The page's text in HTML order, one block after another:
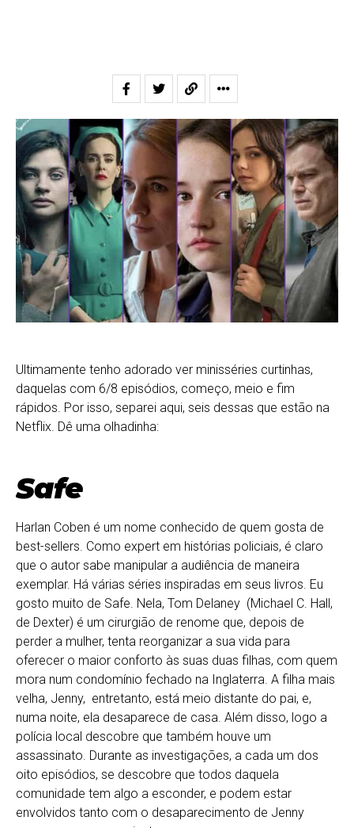
Ultimamente tenho adorado ver minisséries curtinhas,
daquelas com 6/8 episódios, começo, meio e fim
rápidos. Por isso, separei aqui, seis dessas que estão na
Netflix. Dê uma olhadinha:
Safe
Harlan Coben é um nome conhecido de quem gosta de
best-sellers. Como expert em histórias policiais, é claro
que o autor sabe manipular a audiência de maneira
exemplar. Há várias séries inspiradas em seus livros. Eu
gosto muito de Safe. Nela, Tom Delaney (Michael C. Hall,
de Dexter) é um cirurgião de renome que, depois de
perder a mulher, tenta reorganizar a sua vida para
oferecer o maior conforto às suas duas filhas, com quem
mora num condomínio fechado na Inglaterra. A filha mais
velha, Jenny, entretanto, está meio distante do pai, e,
numa noite, ela desaparece de casa. Além disso, logo a
polícia local descobre que também houve um
assassinato. Durante as investigações, a cada um dos
oito episódios, se descobre que todos daquela
comunidade tem algo a esconder, e podem estar
envolvidos tanto com o desaparecimento de Jenny